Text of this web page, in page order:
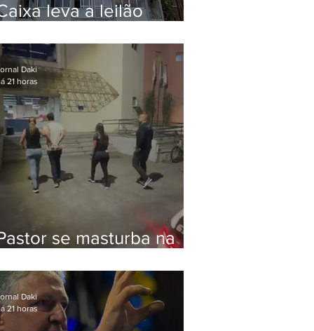
leva a leilão
em Botafogo
se masturba na
na Zona Oeste
Daki
21 horas
Daki
21 horas